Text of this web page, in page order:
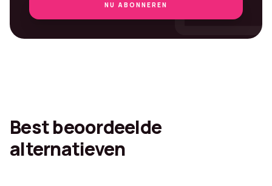
NU ABONNEREN
Best beoordeelde
alternatieven